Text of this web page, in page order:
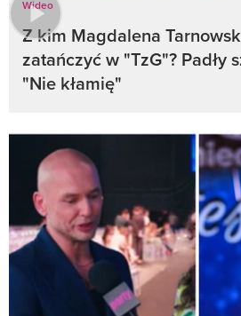
Wideo
Z kim Magdalena
zatańczyć w "TzG"? Padły
"Nie kłamię"